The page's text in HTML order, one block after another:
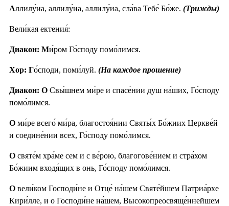
Аллилу́иа, аллилу́иа, аллилу́иа, сла́ва Тебе́ Бо́же. (Трижды)
Вели́кая ектения́:
Диакон: Ми́ром Го́споду помо́лимся.
Хор: Го́споди, поми́луй. (На каждое прошение)
Диакон: О Свы́шнем ми́ре и спасе́нии душ на́ших, Го́споду
помо́лимся.
О ми́ре всего́ ми́ра, благостоя́нии Святы́х Бо́жиих Церкве́й
и соедине́нии всех, Го́споду помо́лимся.
О святе́м хра́ме сем и с ве́рою, благогове́нием и стра́хом
Бо́жиим входя́щих в онь, Го́споду помо́лимся.
О вели́ком Господи́не и Отце́ на́шем Святе́йшем Патриа́рхе
Кири́лле, и о Господи́не на́шем, Высокопреосвяще́ннейшем